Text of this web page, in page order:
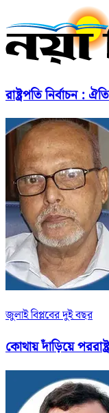
রাষ্ট্রপতি নির্বাচন :
জুলাই বিপ্লবের দুই বছর
কোথায় দাঁড়িয়ে